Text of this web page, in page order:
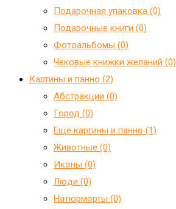
Подарочная упаковка (0)
Подарочные книги (0)
Фотоальбомы (0)
Чековые книжки желаний (0)
Картины и панно (2)
Абстракции (0)
Город (0)
Ещё картины и панно (1)
Животные (0)
Иконы (0)
Люди (0)
Натюрморты (0)